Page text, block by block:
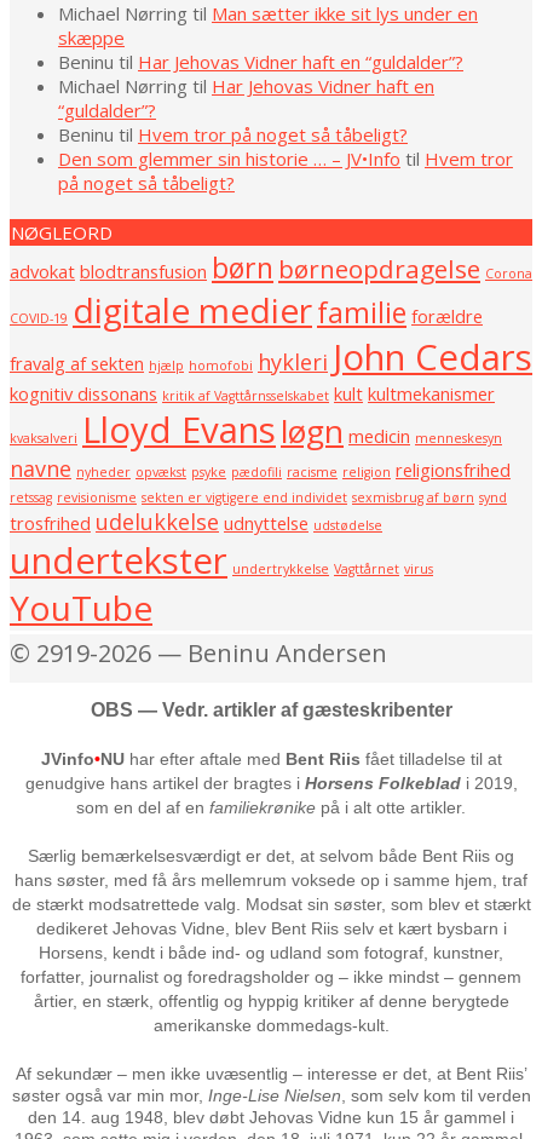
Michael Nørring til Man sætter ikke sit lys under en
skæppe
Beninu til Har Jehovas Vidner haft en “guldalder”?
Michael Nørring til Har Jehovas Vidner haft en
“guldalder”?
Beninu til Hvem tror på noget så tåbeligt?
Den som glemmer sin historie … – JV•Info til Hvem tror
på noget så tåbeligt?
NØGLEORD
advokat blodtransfusion børn børneopdragelse Corona
COVID-19 digitale medierfamilie forældre
fravalg af sekten hjælp homofobi hykleri John Cedars
kognitiv dissonans kritik af Vagttårnsselskabet kult kultmekanismer
kvaksalveri Lloyd Evansløgn medicin menneskesyn
navne nyheder opvækst psyke pædofili racisme religion religionsfrihed
retssag revisionisme sekten er vigtigere end individet sexmisbrug af børn synd
trosfrihed udelukkelse udnyttelse udstødelse
undertekster undertrykkelse Vagttårnet virus
YouTube
© 2919-2026 — Beninu Andersen
OBS — Vedr. artikler af gæsteskribenter
JVinfo•NUhar efter aftale med Bent Riis fået tilladelse til at
genudgive hans artikel der bragtes i Horsens Folkeblad i 2019,
som en del af en familiekrønike på i alt otte artikler.
Særlig bemærkelsesværdigt er det, at selvom både Bent Riis og
hans søster, med få års mellemrum voksede op i samme hjem, traf
de stærkt modsatrettede valg. Modsat sin søster, som blev et stærkt
dedikeret Jehovas Vidne, blev Bent Riis selv et kært bysbarn i
Horsens, kendt i både ind- og udland som fotograf, kunstner,
forfatter, journalist og foredragsholder og – ikke mindst – gennem
årtier, en stærk, offentlig og hyppig kritiker af denne berygtede
amerikanske dommedags-kult.
Af sekundær – men ikke uvæsentlig – interesse er det, at Bent Riis’
søster også var min mor, Inge-Lise Nielsen , som selv kom til verden
den 14. aug 1948, blev døbt Jehovas Vidne kun 15 år gammel i